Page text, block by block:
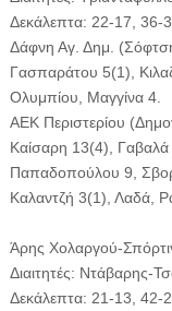
Δεκάλεπτα: 22-17, 36-
Δάφνη Αγ. Δημ.
Γασπαράτου 5(1),
Ολυμπίου, Μαγγίνα 4.
ΑΕΚ Περιστερίου
Καίσαρη 13(4),
Παπαδοπούλου 9,
Καλαντζή 3(1), Λαδά,
Άρης Χολαργού-
Διαιτητές: Ντάβαρης-
Δεκάλεπτα: 21-13, 42-